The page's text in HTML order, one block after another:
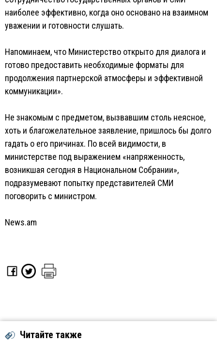
наиболее эффективно, когда оно основано на взаимном
уважении и готовности слушать.
Напоминаем, что Министерство открыто для диалога и
готово предоставить необходимые форматы для
продолжения партнерской атмосферы и эффективной
коммуникации».
Не знакомым с предметом, вызвавшим столь неясное,
хоть и благожелательное заявление, пришлось бы долго
гадать о его причинах. По всей видимости, в
министерстве под выражением «напряженность,
возникшая сегодня в Национальном Собрании»,
подразумевают попытку представителей СМИ
поговорить с министром.
News.am
Читайте также